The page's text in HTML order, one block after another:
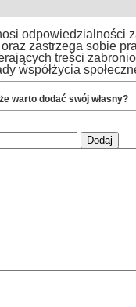
odpowiedzialności
zastrzega sobie
treści
współżycia
warto dodać swój własny?